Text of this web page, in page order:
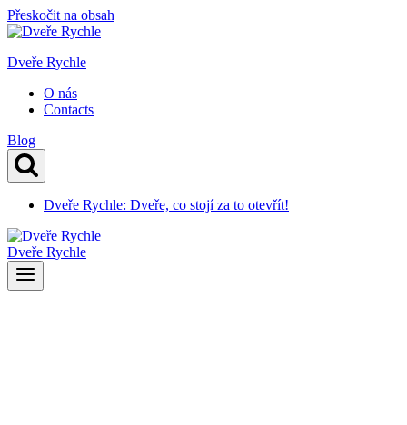
Přeskočit na obsah
Dveře Rychle
O nás
Contacts
Blog
Dveře Rychle: Dveře, co stojí za to otevřít!
Dveře Rychle